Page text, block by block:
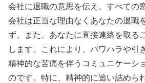
会社に退職の意思を伝え、すべての
会社は正当な理由なくあなたの退職
ず、また、あなたに直接連絡を取る
します。これにより、パワハラや引
精神的な苦痛を伴うコミュニケーシ
のです。特に、精神的に追い詰めら